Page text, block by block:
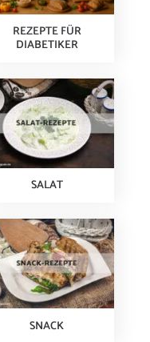
REZEPTE FÜR
DIABETIKER
SALAT
SNACK